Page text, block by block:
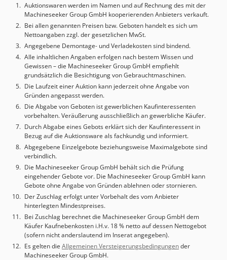
verfügt über einen maximalen Längsverfahrweg von 600
mm und einen Standard-Drehdurchmesser von 200 mm.
Sie verfügt über einen Revolver mit 10 Werkzeugpositionen
und einen Spindeldrehzahlbereich von 42-4200 U/min.
Wenn Sie auf der Suche nach hochwertigen
Drehfunktionen sind, sollten Sie die Victor Vturn-20
Maschine in Betracht ziehen, die wir zum Verkauf
anbieten. Kontaktieren Sie uns für weitere Details. •
Schwenkbares Bett/Stirnwand: 450 mm • Standard-
Drehdurchmesser: 200 mm • Schwenken über den
Schlitten: 300 mm Codeyrfp Topfx An Usrf • Eilgang: X 12
m/min, Z 15 m/min • Spindelnase: A2-6 • Bohrung durch
die Spindel: 62 mm • Durchmesser des Spindellagers: 100
mm • Spindel-Innenkegel: 1/20 • Werkzeugpositionen am
Revolver: 10 • Standard-Werkzeuggröße
Außendurchmesser: 20 mm • Werkzeuggröße
Innendurchmesser (max): 32 mm • Durchmesser der
Reitstockpinole: 75 mm • Hub der Reitstockpinole: 80 mm •
Reitstockpinole Kegel (eingebaut): MT4 • Achsabstand: 635
mm • Spindelmotor (kontinuierlich/30 min): AC 10 HP / 12
HP • Vorschubmotor: X 1,4 HP, Z 2,8 HP • Kühlmittelinhalt:
87 L Zusätzliche Ausrüstung • Hydraulisches
Kraftspannfutter: 200 mm (8") • Bohrung durch das
Kraftspannfutterrohr: 50 mm Technical Specification
Auktionswaren werden im Namen und auf Rechnung des mit der
Machineseeker Group GmbH kooperierenden Anbieters verkauft.
Bei allen genannten Preisen bzw. Geboten handelt es sich um
Nettoangaben zzgl. der gesetzlichen MwSt.
Angegebene Demontage- und Verladekosten sind bindend.
Alle inhaltlichen Angaben erfolgen nach bestem Wissen und
Gewissen – die Machineseeker Group GmbH empfiehlt
grundsätzlich die Besichtigung von Gebrauchtmaschinen.
Die Laufzeit einer Auktion kann jederzeit ohne Angabe von
Gründen angepasst werden.
Die Abgabe von Geboten ist gewerblichen Kaufinteressenten
vorbehalten. Veräußerung ausschließlich an gewerbliche Käufer.
Durch Abgabe eines Gebots erklärt sich der Kaufinteressent in
Bezug auf die Auktionsware als fachkundig und informiert.
Abgegebene Einzelgebote beziehungsweise Maximalgebote sind
verbindlich.
Die Machineseeker Group GmbH behält sich die Prüfung
eingehender Gebote vor. Die Machineseeker Group GmbH kann
Gebote ohne Angabe von Gründen ablehnen oder stornieren.
Der Zuschlag erfolgt unter Vorbehalt des vom Anbieter
hinterlegten Mindestpreises.
Bei Zuschlag berechnet die Machineseeker Group GmbH dem
Käufer Kaufnebenkosten i.H.v. 18 % netto auf dessen Nettogebot
(sofern nicht anderslautend im Inserat angegeben).
Es gelten die Allgemeinen Versteigerungsbedingungender
Machineseeker Group GmbH.